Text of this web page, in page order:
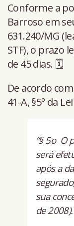
Conforme a
Barroso em
631.240/MG
STF), o prazo
de 45 dias. 🗓️
De acordo
41-A, §5º da
“§ 5o O
será
após a
sua
de